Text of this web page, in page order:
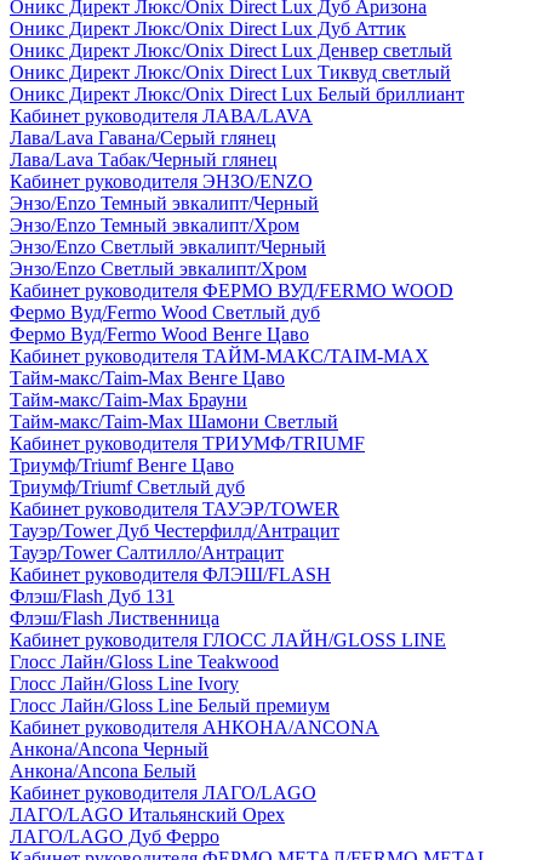
Оникс Директ Люкс/Onix Direct Lux Дуб Аризона
Оникс Директ Люкс/Onix Direct Lux Дуб Аттик
Оникс Директ Люкс/Onix Direct Lux Денвер светлый
Оникс Директ Люкс/Onix Direct Lux Тиквуд светлый
Оникс Директ Люкс/Onix Direct Lux Белый бриллиант
Кабинет руководителя ЛАВА/LAVA
Лава/Lava Гавана/Серый глянец
Лава/Lava Табак/Черный глянец
Кабинет руководителя ЭНЗО/ENZO
Энзо/Enzo Темный эвкалипт/Черный
Энзо/Enzo Темный эвкалипт/Хром
Энзо/Enzo Светлый эвкалипт/Черный
Энзо/Enzo Светлый эвкалипт/Хром
Кабинет руководителя ФЕРМО ВУД/FERMO WOOD
Фермо Вуд/Fermo Wood Светлый дуб
Фермо Вуд/Fermo Wood Венге Цаво
Кабинет руководителя ТАЙМ-МАКС/TAIM-MAX
Тайм-макс/Taim-Max Венге Цаво
Тайм-макс/Taim-Max Брауни
Тайм-макс/Taim-Max Шамони Светлый
Кабинет руководителя ТРИУМФ/TRIUMF
Триумф/Triumf Венге Цаво
Триумф/Triumf Светлый дуб
Кабинет руководителя ТАУЭР/TOWER
Тауэр/Tower Дуб Честерфилд/Антрацит
Тауэр/Tower Салтилло/Антрацит
Кабинет руководителя ФЛЭШ/FLASH
Флэш/Flash Дуб 131
Флэш/Flash Лиственница
Кабинет руководителя ГЛОСС ЛАЙН/GLOSS LINE
Глосс Лайн/Gloss Line Teakwood
Глосс Лайн/Gloss Line Ivory
Глосс Лайн/Gloss Line Белый премиум
Кабинет руководителя АНКОНА/ANCONA
Анкона/Ancona Черный
Анкона/Ancona Белый
Кабинет руководителя ЛАГО/LAGO
ЛАГО/LAGO Итальянский Орех
ЛАГО/LAGO Дуб Ферро